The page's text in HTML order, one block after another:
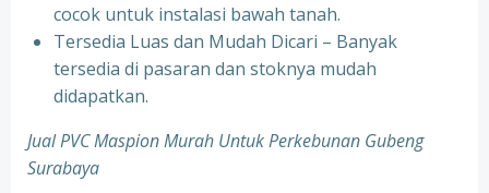
cocok untuk instalasi bawah tanah.
Tersedia Luas dan Mudah Dicari – Banyak
tersedia di pasaran dan stoknya mudah
didapatkan.
Jual PVC Maspion Murah Untuk Perkebunan Gubeng
Surabaya